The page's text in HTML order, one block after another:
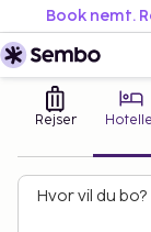
Book nemt.
Rejser
Hvor vil du bo?